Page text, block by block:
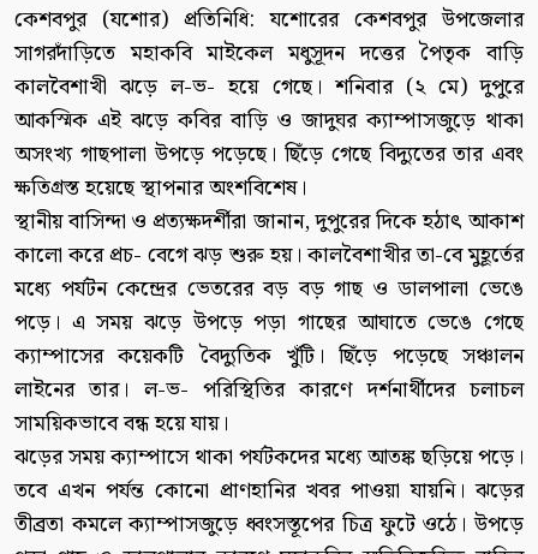
কেশবপুর (যশোর) প্রতিনিধি: যশোরের কেশবপুর উপজেলার
সাগরদাঁড়িতে মহাকবি মাইকেল মধুসূদন দত্তের পৈতৃক বাড়ি
কালবৈশাখী ঝড়ে ল-ভ- হয়ে গেছে। শনিবার (২ মে) দুপুরে
আকস্মিক এই ঝড়ে কবির বাড়ি ও জাদুঘর ক্যাম্পাসজুড়ে থাকা
অসংখ্য গাছপালা উপড়ে পড়েছে। ছিঁড়ে গেছে বিদ্যুতের তার এবং
ক্ষতিগ্রস্ত হয়েছে স্থাপনার অংশবিশেষ।
স্থানীয় বাসিন্দা ও প্রত্যক্ষদর্শীরা জানান, দুপুরের দিকে হঠাৎ আকাশ
কালো করে প্রচ- বেগে ঝড় শুরু হয়। কালবৈশাখীর তা-বে মুহূর্তের
মধ্যে পর্যটন কেন্দ্রের ভেতরের বড় বড় গাছ ও ডালপালা ভেঙে
পড়ে। এ সময় ঝড়ে উপড়ে পড়া গাছের আঘাতে ভেঙে গেছে
ক্যাম্পাসের কয়েকটি বৈদ্যুতিক খুঁটি। ছিঁড়ে পড়েছে সঞ্চালন
লাইনের তার। ল-ভ- পরিস্থিতির কারণে দর্শনার্থীদের চলাচল
সাময়িকভাবে বন্ধ হয়ে যায়।
ঝড়ের সময় ক্যাম্পাসে থাকা পর্যটকদের মধ্যে আতঙ্ক ছড়িয়ে পড়ে।
তবে এখন পর্যন্ত কোনো প্রাণহানির খবর পাওয়া যায়নি। ঝড়ের
তীব্রতা কমলে ক্যাম্পাসজুড়ে ধ্বংসস্তূপের চিত্র ফুটে ওঠে। উপড়ে